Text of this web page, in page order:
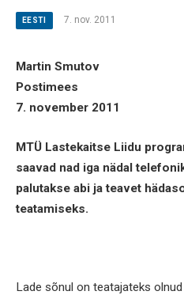
EESTI 7. nov. 2011
Martin Smutov
Postimees
7. november 2011
MTÜ Lastekaitse Liidu
saavad nad iga nädal
palutakse abi ja teavet
teatamiseks.
Lade sõnul on teatajateks